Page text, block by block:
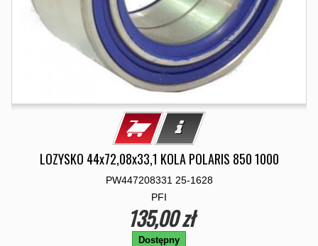
LOZYSKO 44x72,08x33,1 KOLA POLARIS 850 1000
PW447208331 25-1628
PFI
135,00 zł
Dostępny